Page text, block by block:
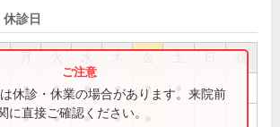
診日
祝
● ● ● ● ●
● ● ● ●
休診・休業の場合があります。来院前
に直接ご確認ください。